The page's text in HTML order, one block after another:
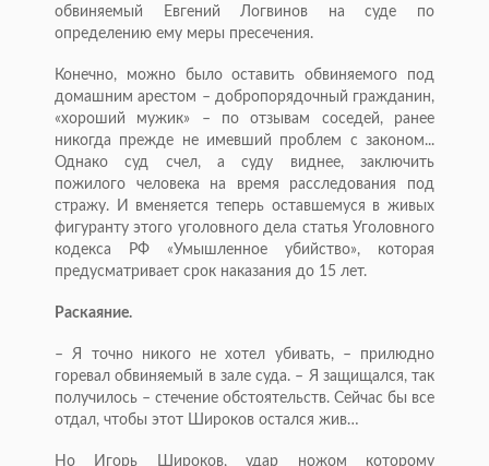
обвиняемый Евгений Логвинов на суде по
определению ему меры пресечения.
Конечно, можно было оставить обвиняемого под
домашним арестом – добропорядочный гражданин,
«хороший мужик» – по отзывам соседей, ранее
никогда прежде не имевший проблем с законом...
Однако суд счел, а суду виднее, заключить
пожилого человека на время расследования под
стражу. И вменяется теперь оставшемуся в живых
фигуранту этого уголовного дела статья Уголовного
кодекса РФ «Умышленное убийство», которая
предусматривает срок наказания до 15 лет.
Раскаяние.
– Я точно никого не хотел убивать, – прилюдно
горевал обвиняемый в зале суда. – Я защищался, так
получилось – стечение обстоятельств. Сейчас бы все
отдал, чтобы этот Широков остался жив…
Но Игорь Широков, удар ножом которому